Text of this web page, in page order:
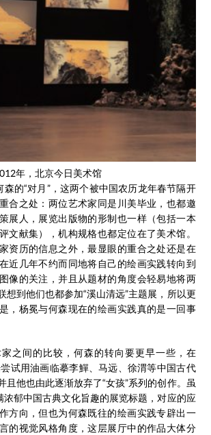
年，北京今日美术馆
森的“对月”，这两个被中国农历龙年春节隔开
合之处：两位艺术家同是川美毕业，也都邀
展人，展览出版物的形制也一样（包括一本
文献集），机构规格也都定位在了美术馆。
资历的信息之外，最显眼的重合之处还是在
近几年不约而同地将自己的绘画实践转向到
像的关注，并且从题材的角度会轻易地将两
想到他们也都参加“溪山清远”主题展，所以更
，杨冕与何森现在的绘画实践真的是一回事
之间的比较，何森的转向要更早一些，在
试用油画临摹李鱓、马远、徐渭等中国古代
且他也由此逐渐放弃了“女孩”系列的创作。虽
浓郁中国古典文化旨趣的展览标题，对应的应
方向，但也为何森既往的绘画实践专辟出一
的视觉风格角度，这层展厅中的作品大体分